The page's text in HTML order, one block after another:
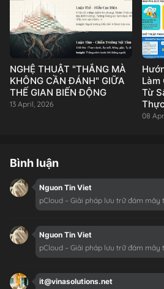
NGHỆ THUẬT "THẮNG MÀ
KHÔNG CẦN ĐÁNH" GIỮA
THẾ GIAN BIẾN ĐỘNG
13 April, 2026
Làm
Từ
08
Bình luận
Nguon Tin Viet
pCloud – Giải pháp lưu trữ đám mây
Nguon Tin Viet
pCloud – Giải pháp lưu trữ đám mây
it@vinasolutions.net